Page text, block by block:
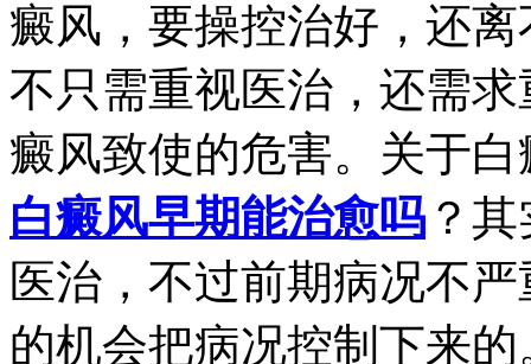
癜风，要操控治好，还
不只需重视医治，还需
癜风致使的危害。关于
白癜风早期能治愈吗 ？
医治，不过前期病况不
的机会把病况控制下来